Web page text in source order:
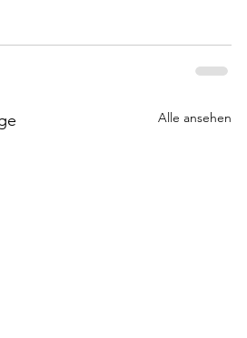
Alle ansehen